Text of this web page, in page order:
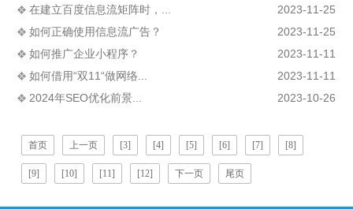
在建立百度信息流矩阵时，...
2023-11-25
如何正确使用信息流广告？
2023-11-25
如何推广企业小程序？
2023-11-11
如何借用“双11“做网络...
2023-11-11
2024年SEO优化前景...
2023-10-26
首页 上一页 [3] [4] [5] [6] [7] [8]
[9] [10] [11] [12] 下一页 尾页